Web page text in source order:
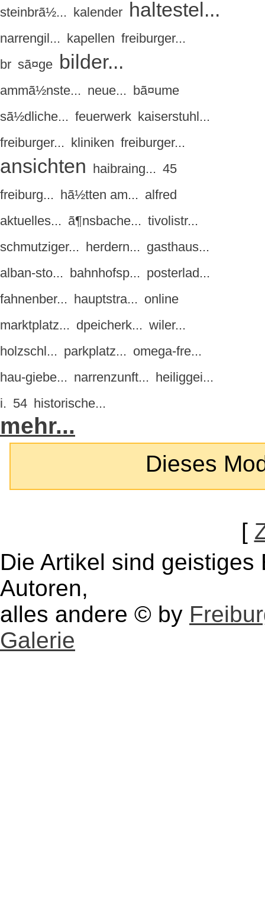
steinbrã½... kalender haltestel...
narrengil... kapellen freiburger...
br sã¤ge bilder...
ammã½nste... neue... bã¤ume
sã½dliche... feuerwerk kaiserstuhl...
freiburger... kliniken freiburger...
ansichten haibraing... 45
freiburg... hã½tten am... alfred
aktuelles... ã¶nsbache... tivolistr...
schmutziger... herdern... gasthaus...
alban-sto... bahnhofsp... posterlad...
fahnenber... hauptstra... online
marktplatz... dpeicherk... wiler...
holzschl... parkplatz... omega-fre...
hau-giebe... narrenzunft... heiliggei...
i. 54 historische...
mehr...
Dieses
[
Die Artikel sind
Autoren,
alles andere © by
Galerie